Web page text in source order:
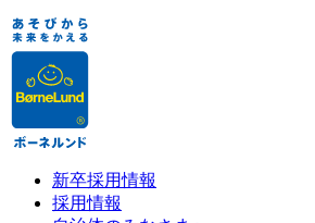
新卒採用情報
採用情報